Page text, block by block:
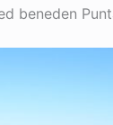
beneden